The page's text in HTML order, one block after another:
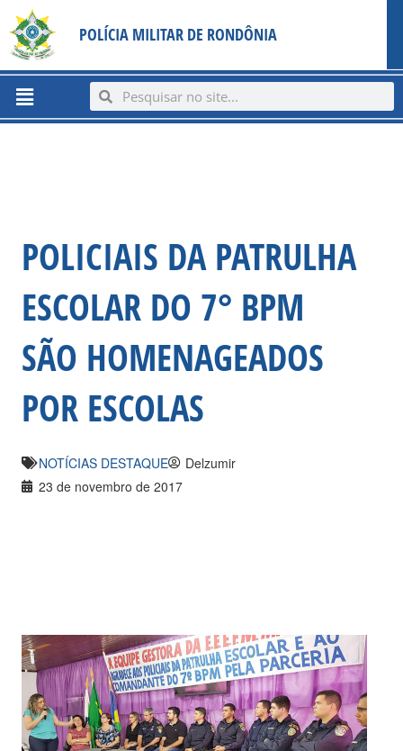
content
para
conteúdo
POLÍCIA MILITAR DE RONDÔNIA
Menu SearchSearch
POLICIAIS DA PATRULHA
ESCOLAR DO 7° BPM
SÃO HOMENAGEADOS
POR ESCOLAS
NOTÍCIAS DESTAQUE
Delzumir
23 de novembro de 2017